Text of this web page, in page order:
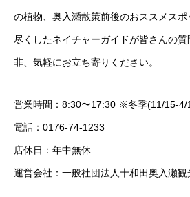
の植物、奥入瀬散策前後のおススメス
尽くしたネイチャーガイドが皆さんの
非、気軽にお立ち寄りください。
営業時間：8:30〜17:30 ※冬季(11/15-
電話：0176-74-1233
店休日：年中無休
運営会社：一般社団法人十和田奥入瀬観